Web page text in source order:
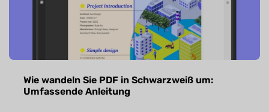
Wie wandeln Sie PDF in Schwarzweiß um:
Umfassende Anleitung